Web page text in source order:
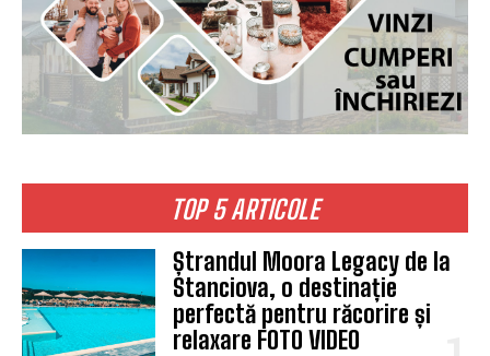
TOP 5 ARTICOLE
Ștrandul Moora Legacy de la
Stanciova, o destinație
perfectă pentru răcorire și
relaxare FOTO VIDEO